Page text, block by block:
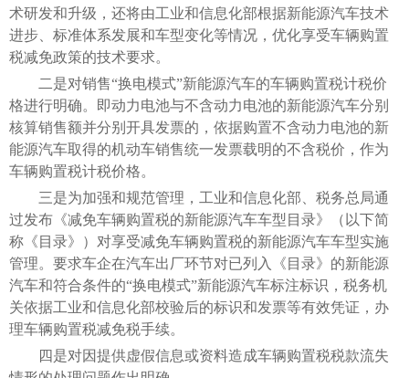
术研发和升级，还将由工业和信息化部根据新能源汽车技术
进步、标准体系发展和车型变化等情况，优化享受车辆购置
税减免政策的技术要求。
二是对销售“换电模式”新能源汽车的车辆购置税计税价
格进行明确。即动力电池与不含动力电池的新能源汽车分别
核算销售额并分别开具发票的，依据购置不含动力电池的新
能源汽车取得的机动车销售统一发票载明的不含税价，作为
车辆购置税计税价格。
三是为加强和规范管理，工业和信息化部、税务总局通
过发布《减免车辆购置税的新能源汽车车型目录》（以下简
称《目录》）对享受减免车辆购置税的新能源汽车车型实施
管理。要求车企在汽车出厂环节对已列入《目录》的新能源
汽车和符合条件的“换电模式”新能源汽车标注标识，税务机
关依据工业和信息化部校验后的标识和发票等有效凭证，办
理车辆购置税减免税手续。
四是对因提供虚假信息或资料造成车辆购置税税款流失